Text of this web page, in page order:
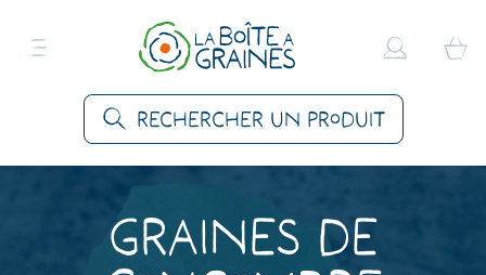
Rechercher un produit
Graines de